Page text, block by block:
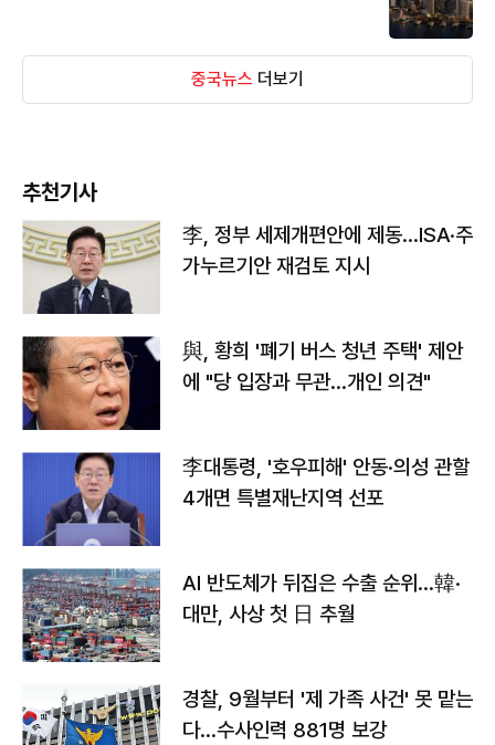
중국뉴스 더보기
추천기사
李, 정부 세제개편안에 제동…ISA·주
가누르기안 재검토 지시
與, 황희 '폐기 버스 청년 주택' 제안
에 "당 입장과 무관…개인 의견"
李대통령, '호우피해' 안동·의성 관할
4개면 특별재난지역 선포
AI 반도체가 뒤집은 수출 순위…韓·
대만, 사상 첫 日 추월
경찰, 9월부터 '제 가족 사건' 못 맡는
다…수사인력 881명 보강